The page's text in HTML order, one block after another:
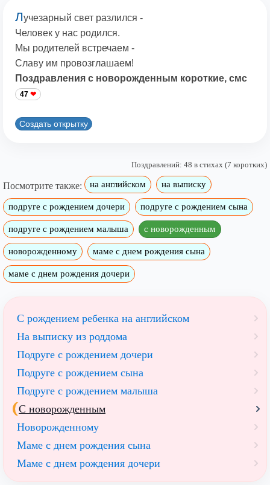
Лучезарный свет разлился -
Человек у нас родился.
Мы родителей встречаем -
Славу им провозглашаем!
Поздравления с новорожденным короткие, смс
47
Создать открытку
Поздравлений: 48 в стихах (7 коротких)
Посмотрите также: на английском на выписку
подруге с рождением дочери подруге с рождением сына
подруге с рождением малыша с новорожденным
новорожденному маме с днем рождения сына
маме с днем рождения дочери
С рождением ребенка на английском
На выписку из роддома
Подруге с рождением дочери
Подруге с рождением сына
Подруге с рождением малыша
С новорожденным
Новорожденному
Маме с днем рождения сына
Маме с днем рождения дочери